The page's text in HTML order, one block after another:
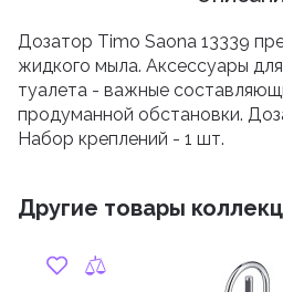
Дозатор Timo Saona 13339
жидкого мыла. Аксессуары
туалета - важные
продуманной обстановки.
Набор креплений - 1 шт.
Другие товары